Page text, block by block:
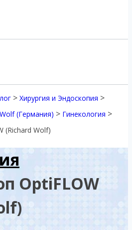
> Хирургия и Эндоскопия >
(Германия) > Гинекология >
(Richard Wolf)
OptiFLOW